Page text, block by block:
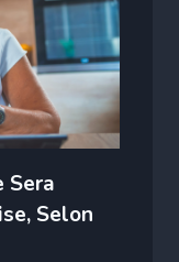
Sera
Selon